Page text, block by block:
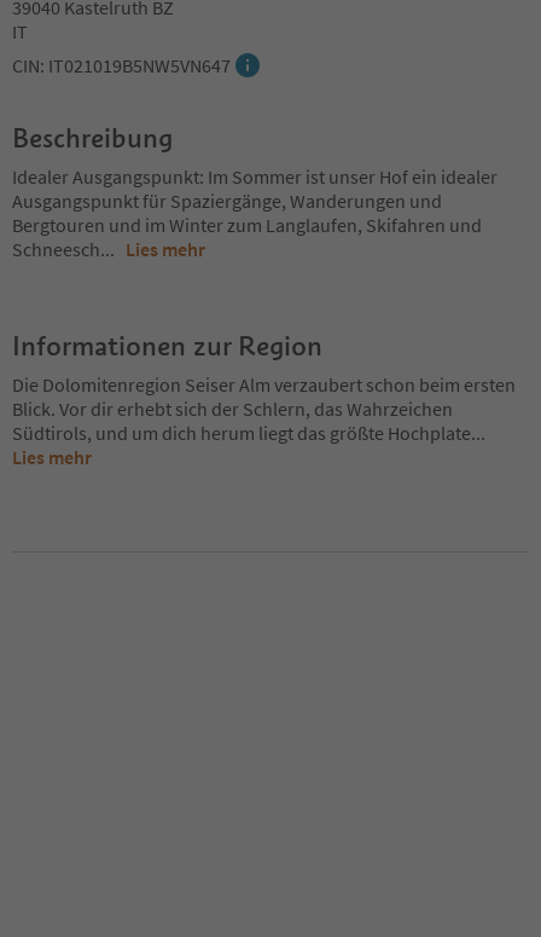
39040 Kastelruth BZ
IT
CIN: IT021019B5NW5VN647
Beschreibung
Idealer Ausgangspunkt: Im Sommer ist unser Hof ein idealer
Ausgangspunkt für Spaziergänge, Wanderungen und
Bergtouren und im Winter zum Langlaufen, Skifahren und
Schneesch... Lies mehr
Informationen zur Region
Die Dolomitenregion Seiser Alm verzaubert schon beim ersten
Blick. Vor dir erhebt sich der Schlern, das Wahrzeichen
Südtirols, und um dich herum liegt das größte Hochplate...
Lies mehr